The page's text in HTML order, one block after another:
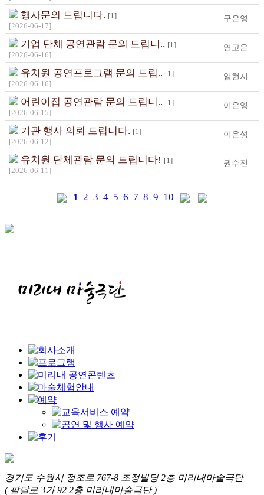
행사문의 드립니다. [1]
[2026-06-17]
구은영
기업 단체 공연관람 문의 드립니.. [1]
[2026-06-16]
연고은
유치원 공연프로그램 문의 드립.. [1]
[2026-06-16]
임현지
어린이집 공연관람 문의 드립니.. [1]
[2026-06-15]
이은영
기관 행사 의뢰 드립니다. [1]
[2026-06-12]
이은성
유치원 단체관람 문의 드립니다! [1]
[2026-06-11]
권수진
1 2 3 4 5 6 7 8 9 10
경기도 수원시 정조로 767-8 조정빌딩 2층 미리내마술극단
( 팔달로 3가 92 2층 미리내마술극단 )